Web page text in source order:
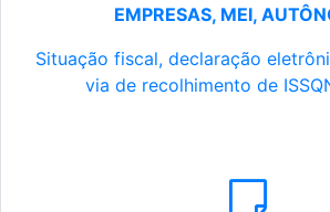
EMPRESAS, MEI,
Situação fiscal, declaração
via de recolhimento de